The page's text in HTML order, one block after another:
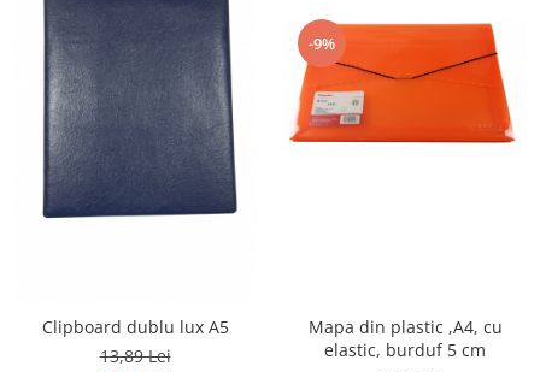
Clipboard dublu lux A5
13,89 Lei
-9%
Mapa din plastic ,A4, cu
elastic, burduf 5 cm